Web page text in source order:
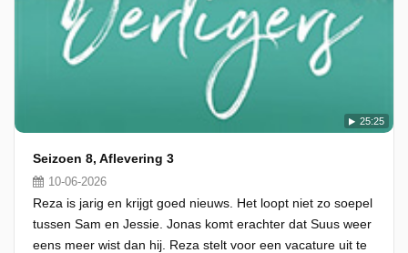
25:25
Seizoen 8, Aflevering 3
10-06-2026
Reza is jarig en krijgt goed nieuws. Het loopt niet zo soepel
tussen Sam en Jessie. Jonas komt erachter dat Suus weer
eens meer wist dan hij. Reza stelt voor een vacature uit te